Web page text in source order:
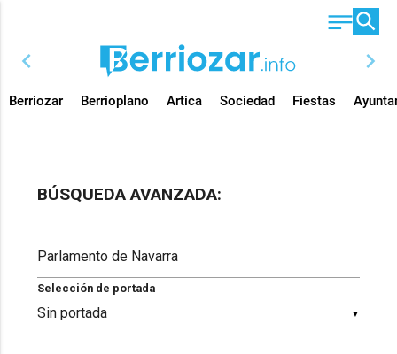
chevron_left chevron_right
Berriozar Berrioplano Artica Sociedad Fiestas
BÚSQUEDA AVANZADA:
▼
Selección de portada